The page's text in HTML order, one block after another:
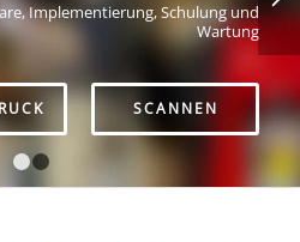
Implementierung, Schulung und
Wartung
SCANNEN